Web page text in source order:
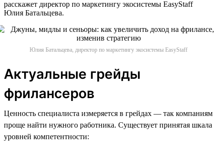
расскажет директор по маркетингу экосистемы EasyStaff
Юлия Батальцева.
Юлия Батальцева, директор по маркетингу экосистемы EasyStaff
Актуальные грейды
фрилансеров
Ценность специалиста измеряется в грейдах — так компаниям
проще найти нужного работника. Существует принятая шкала
уровней компетентности: